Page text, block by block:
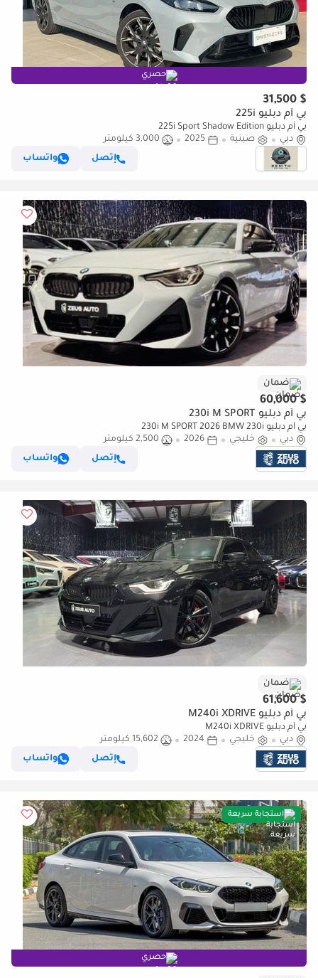
حصري
$ 31,500
بي أم دبليو 225i
بي أم دبليو 225i Sport Shadow Edition
دبي
صينية 2025
3,000 كيلومتر
إتصل
واتساب
ضمان
$ 60,000
بي أم دبليو 230i M SPORT
بي أم دبليو 230i M SPORT 2026 BMW 230i
دبي
خليجي 2026
2,500 كيلومتر
إتصل
واتساب
ضمان
$ 61,600
بي أم دبليو M240i XDRIVE
بي أم دبليو M240i XDRIVE
دبي
خليجي 2024
15,602 كيلومتر
إتصل
واتساب
استجابة سريعة
حصري